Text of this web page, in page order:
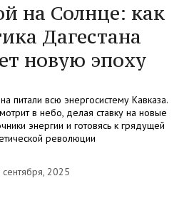
на Солнце: как
Дагестана
новую эпоху
питали всю энергосистему Кавказа.
в небо, делая ставку на новые
энергии и готовясь к грядущей
революции
2025